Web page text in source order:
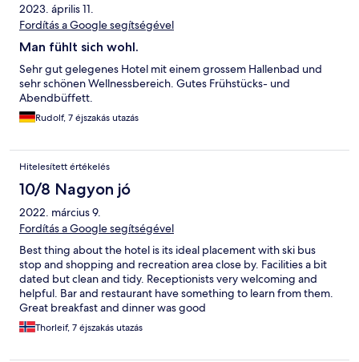
2023. április 11.
Fordítás a Google segítségével
Man fühlt sich wohl.
Sehr gut gelegenes Hotel mit einem grossem Hallenbad und
sehr schönen Wellnessbereich. Gutes Frühstücks- und
Abendbüffett.
Rudolf, 7 éjszakás utazás
Hitelesített értékelés
10/8 Nagyon jó
2022. március 9.
Fordítás a Google segítségével
Best thing about the hotel is its ideal placement with ski bus
stop and shopping and recreation area close by. Facilities a bit
dated but clean and tidy. Receptionists very welcoming and
helpful. Bar and restaurant have something to learn from them.
Great breakfast and dinner was good
Thorleif, 7 éjszakás utazás